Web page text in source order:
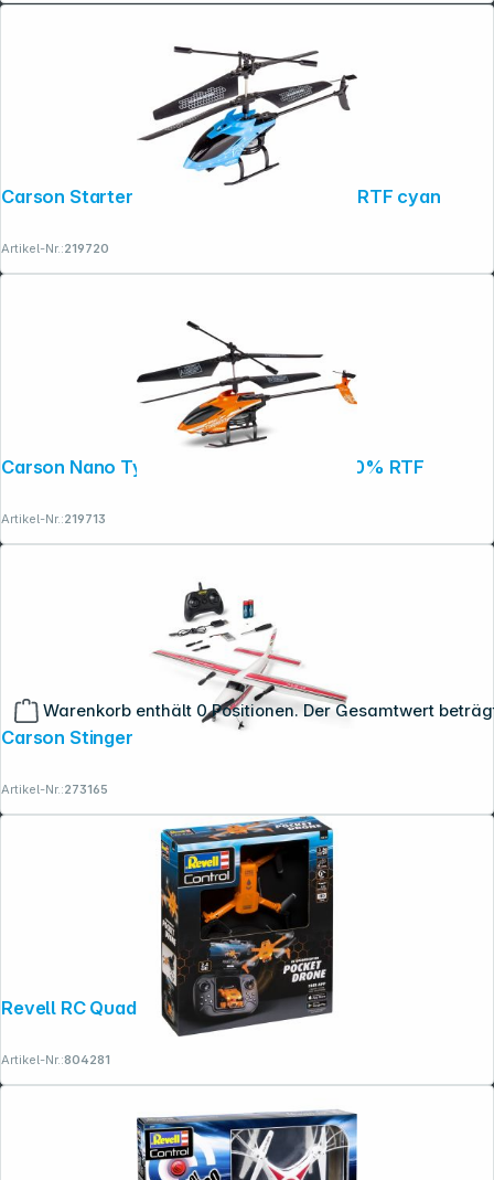
Warenkorb enthält 0 Positionen. Der Gesamtwert
Carson Starter Tyrann 230 IR 2Ch 100% RTF cyan
Artikel-Nr.:219720
Carson Nano Tyrann 230 Gyro IR 2Ch 100% RTF
Artikel-Nr.:219713
Carson Stinger 2.0 2,4G 100% RTF
Artikel-Nr.:273165
Revell RC Quadcopter Pocket Drone
Artikel-Nr.:804281
Copyright © 2001 - 2026 dexxIT. Alle Rechte vorbehalten.